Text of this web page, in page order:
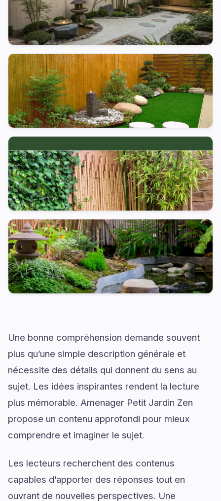
Une bonne compréhension demande souvent
plus qu’une simple description générale et
nécessite des détails qui donnent du sens au
sujet. Les idées inspirantes rendent la lecture
plus mémorable. Amenager Petit Jardin Zen
propose un contenu approfondi pour mieux
comprendre et imaginer le sujet.
Les lecteurs recherchent des contenus
capables d’apporter des réponses tout en
ouvrant de nouvelles perspectives. Une